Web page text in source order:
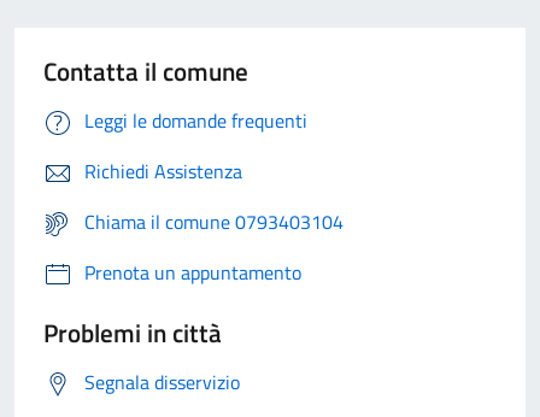
Contatta il comune
Leggi le domande frequenti
Richiedi Assistenza
Chiama il comune 0793403104
Prenota un appuntamento
Problemi in città
Segnala disservizio